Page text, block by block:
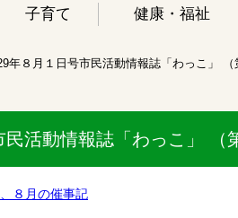
子育て 健康・福祉
年８月１日号市民活動情報誌「わっこ」 （
活動情報誌「わっこ」 （
８月の催事記